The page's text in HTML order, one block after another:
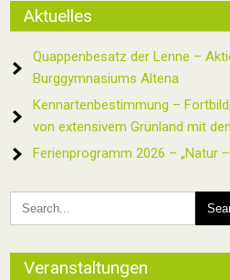
Aktuelles
Quappenbesatz der Lenne –
Burggymnasiums Altena
Kennartenbestimmung –
von extensivem Grünland mit
Ferienprogramm 2026 – „Natur
Veranstaltungen